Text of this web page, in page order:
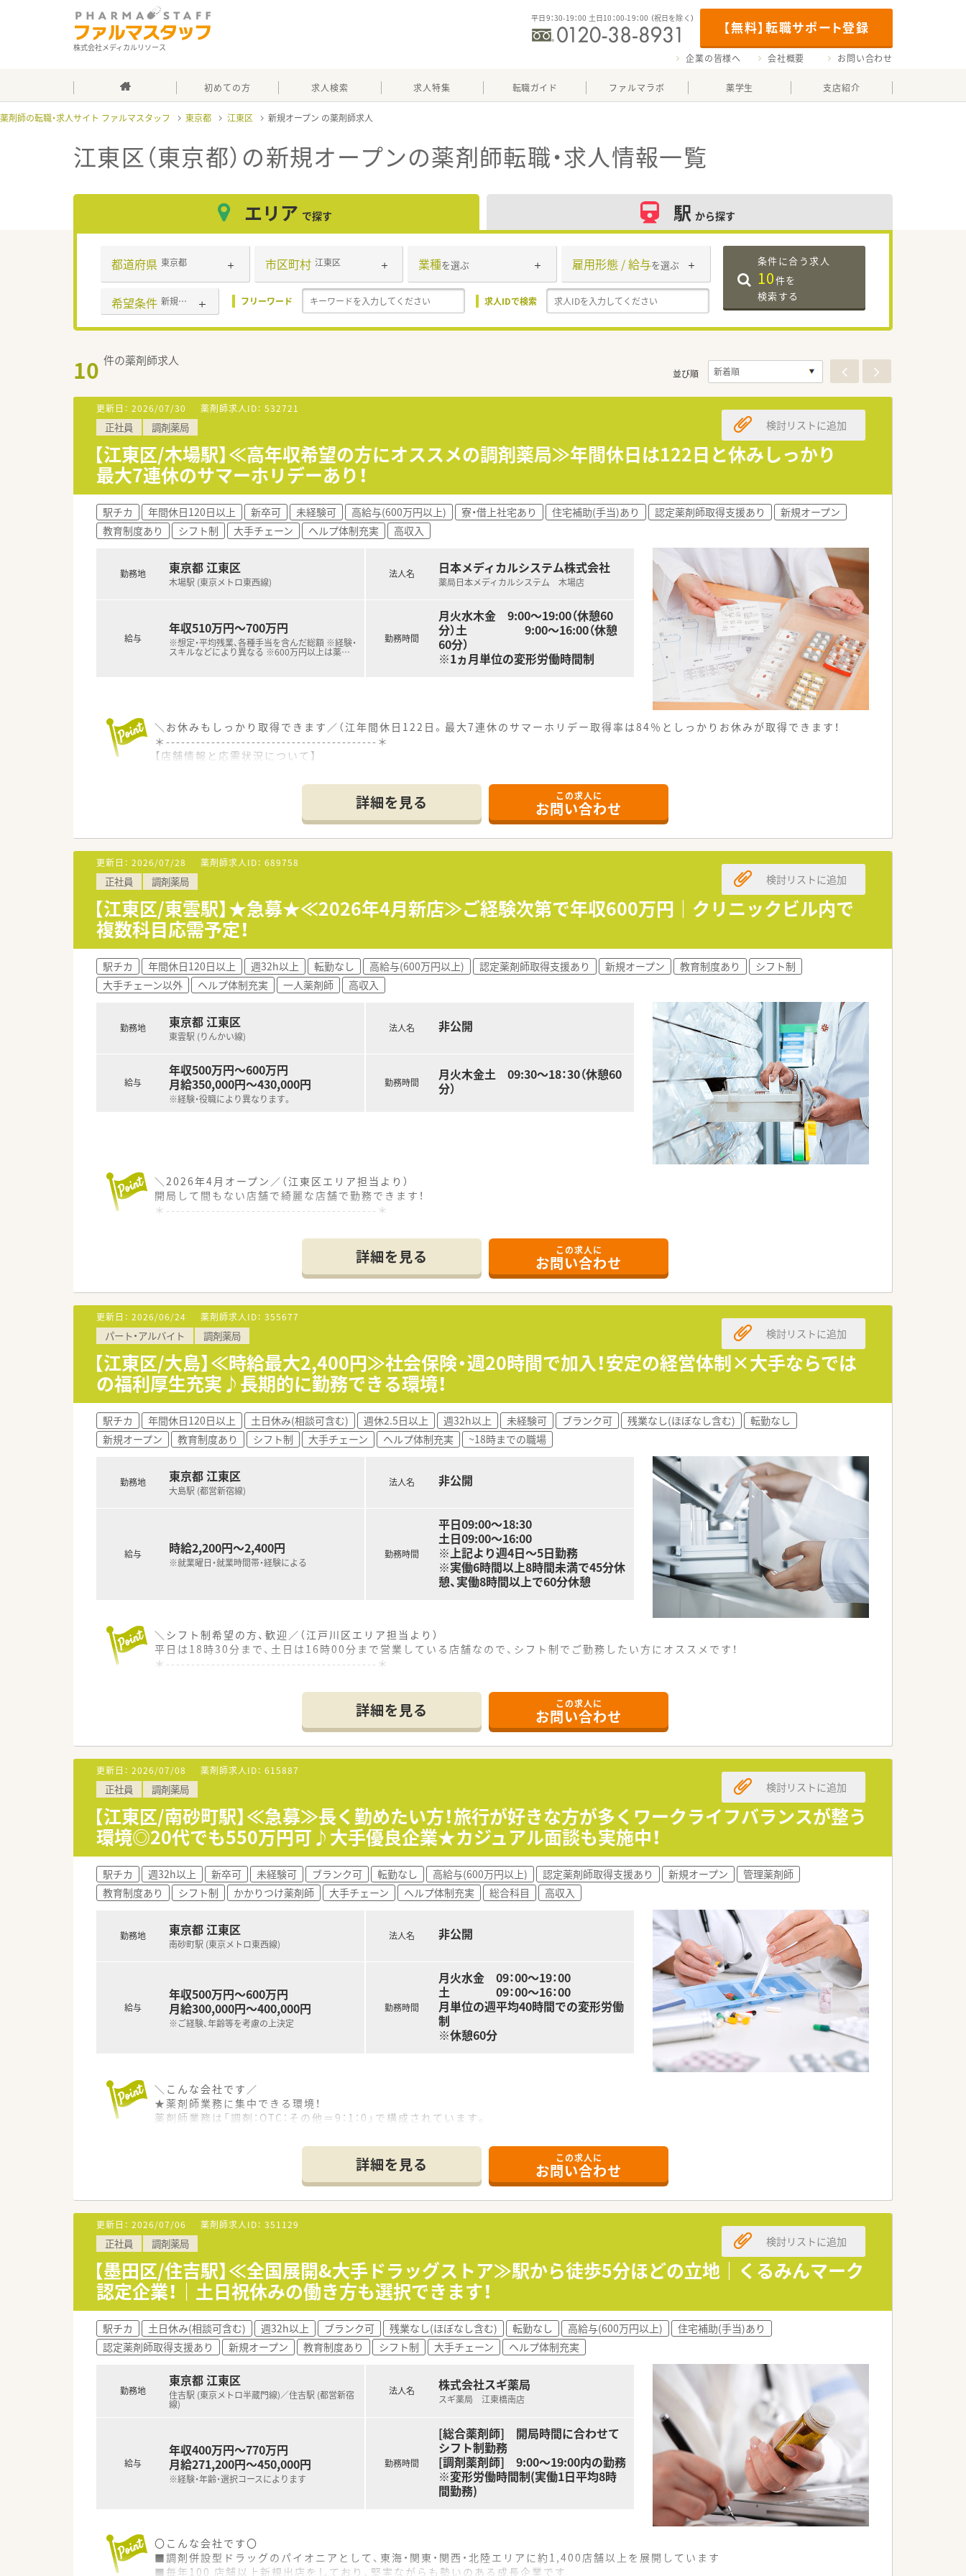
株式会社メディカルリソース
【無料】転職サポート登録
平日9：30-19：00 土日10：00-19：00 （祝日を除く）
企業の皆様へ 会社概要 お問い合わせ
初めての方 求人検索 求人特集 転職ガイド ファルマラボ 薬学生 支店紹介
薬剤師の転職・求人サイト ファルマスタッフ 東京都 江東区 新規オープン
江東区（東京都）の新規オープンの薬剤師転職・求人情報一覧
エリア で探す 駅 から探す
都道府県 東京都 市区町村 江東区 業種を選ぶ 雇用形態 / 給与を選ぶ
希望条件 新規オープン フリーワード 求人IDで検索
条件に合う求人
10件を
検索する
10 件の薬剤師求人
並び順
更新日： 2026/07/30 薬剤師求人ID： 532721
正社員 調剤薬局
【江東区/木場駅】≪高年収希望の方にオススメの調剤薬局≫年間休日は122日と休みしっかり
最大7連休のサマーホリデーあり！
検討リストに追加
駅チカ 年間休日120日以上 新卒可 未経験可 高給与(600万円以上) 寮・借上社宅あり 住宅補助(手当)あり 認定薬剤師取得支援あり
新規オープン
教育制度あり
シフト制 大手チェーン ヘルプ体制充実 高収入
勤務地 東京都 江東区
木場駅 (東京メトロ東西線)
給与
年収510万円～700万円
※想定・平均残業、各種手当を含んだ総額 ※経験・
スキルなどにより異なる ※600万円以上は薬…
法人名 日本メディカルシステム株式会社
薬局日本メディカルシステム 木場店
勤務時間
月火水木金 9:00～19:00（休憩60
分）土 9:00～16:00（休憩
60分）
※1ヵ月単位の変形労働時間制
＼お休みもしっかり取得できます／（江年間休日122日。最大7連休のサマーホリデー取得率は84％としっかりお休みが取得できます！
＊------------------------------------------＊
【店舗情報と応需状況について】
■多岐にわたる科目の処方箋を応需しています。
■居宅での在宅医療業務にも対応しており、地域に密着した医療貢献を肌で感じながらスキルを磨ける職場です。
■正社員として年収480万円から600万円まで相談可能であり、経験や役職に応じて適切な評価と給与が提示されます。
■年間休日は122日と充実しており、月8日の休みに加えて祝日や夏期・冬期休暇などプライベートを大切にできます。
■残業時間は月平均3.8時間と非常に少なく、残業代も15分単位で支給されるため、メリハリのある働き方が可能です。
【職場環境と雰囲気】
■一人一台のiPad貸与や全店監査システムの導入により、業務の効率化と残業時間の圧縮を積極的に進めています。
■薬剤師の2倍程度の店舗スタッフを配置しており、薬剤師が本来の専門業務にしっかりと集中できる環境が整っています。
■社員を大切にする風土が根付いており、経営陣の多くが薬剤師であるため現場の意見が届きやすく風通しの良い職場です。
詳細を見る この求人に
お問い合わせ
更新日： 2026/07/28 薬剤師求人ID： 689758
正社員 調剤薬局
【江東区/東雲駅】★急募★≪2026年4月新店≫ご経験次第で年収600万円｜クリニックビル内で
複数科目応需予定！
検討リストに追加
駅チカ 年間休日120日以上 週32h以上 転勤なし 高給与(600万円以上) 認定薬剤師取得支援あり 新規オープン 教育制度あり
シフト制
大手チェーン以外
ヘルプ体制充実 一人薬剤師 高収入
勤務地 東京都 江東区
東雲駅 (りんかい線)
給与
年収500万円～600万円
月給350,000円～430,000円
※経験・役職により異なります。
法人名 非公開
勤務時間
月火木金土 09:30～18：30（休憩60
分）
＼2026年4月オープン／（江東区エリア担当より）
開局して間もない店舗で綺麗な店舗で勤務できます！
＊------------------------------------------＊
■東雲駅からバスで7分の立地にあり、内科と循環器科をメインに応需している薬局です。
■1日あたり10枚前後の処方箋に加えて、特別養護老人ホームの対応も毎月発生します。
■薬剤師1名と事務員2名が在籍しており、少数精鋭で協力しながら業務を行っています。
【募集背景と求める人物像について】
■新規出店を見据えた事業拡大のための増員募集で、会社と共に成長できる方を求めています。
■1日30枚以上の処方箋対応を確実に行えるような、高い業務処理能力を持つ方を歓迎しております。
■地域密着の理念に賛同し、周囲と協調しながら円滑にコミュニケーションをとれる方です。
【法人特徴について】
■江戸川区エリアを中心に出店しており、今後も積極的な新規店舗の展開を計画しています。
■不動産会社を親会社に持ち、自社ビルでのモール展開を進めることで経営基盤は安定です。
■誘致する医師とも対等で良好な関係を築いており、疑義照会もスムーズに行える社風です。
詳細を見る この求人に
お問い合わせ
更新日： 2026/06/24 薬剤師求人ID： 355677
パート・アルバイト 調剤薬局
【江東区/大島】≪時給最大2,400円≫社会保険・週20時間で加入！安定の経営体制×大手ならでは
の福利厚生充実♪長期的に勤務できる環境！
検討リストに追加
駅チカ 年間休日120日以上 土日休み(相談可含む) 週休2.5日以上 週32h以上 未経験可 ブランク可 残業なし(ほぼなし含む)
転勤なし
新規オープン
教育制度あり シフト制 大手チェーン ヘルプ体制充実 ~18時までの職場
勤務地 東京都 江東区
大島駅 (都営新宿線)
給与 時給2,200円～2,400円
※就業曜日・就業時間帯・経験による
法人名 非公開
勤務時間
平日09:00～18:30
土日09:00～16:00
※上記より週4日～5日勤務
※実働6時間以上8時間未満で45分休
憩、実働8時間以上で60分休憩
＼シフト制希望の方、歓迎／（江戸川区エリア担当より）
平日は18時30分まで、土日は16時00分まで営業している店舗なので、シフト制でご勤務したい方にオススメです！
＊------------------------------------------＊
■都営新宿線の大島駅から徒歩3分という好立地にある店舗で小児科をメインに多科目を1日100枚～150枚応需。
■薬剤師数名と事務3名の体制で運営されており、全自動分包機や水剤の自動分注機などの設備が揃っています。
■待合室や投薬台エリアもとても広く、導線としてはゆとりのある店舗です。
【職場環境と雰囲気】
■20代から30代の若手スタッフが中心となって活躍しております。
■待合室や投薬スペースが広く設計されているため、スタッフ同士の動線にもゆとりがあり、ストレスの少ない環境で働けます。
【法人特徴について】
■東証プライム上場のグループ傘下として、全国に1000店舗以上を展開する業界トップクラスの安定した経営基盤を誇ります。
■調剤部門とOTC部門を完全に分けた採用を行っており、薬剤師が調剤業務の専門性を追求できる環境を整えています。
■自宅から1時間圏内での店舗異動を通じて、転居を伴わずに様々な科目の処方箋を学び、スキルアップを図ることが可能です。
詳細を見る この求人に
お問い合わせ
更新日： 2026/07/08 薬剤師求人ID： 615887
正社員 調剤薬局
【江東区/南砂町駅】≪急募≫長く勤めたい方！旅行が好きな方が多くワークライフバランスが整う
環境◎20代でも550万円可♪大手優良企業★カジュアル面談も実施中！
検討リストに追加
駅チカ 週32h以上 新卒可 未経験可 ブランク可 転勤なし 高給与(600万円以上) 認定薬剤師取得支援あり 新規オープン
管理薬剤師
教育制度あり
シフト制 かかりつけ薬剤師 大手チェーン ヘルプ体制充実 総合科目 高収入
勤務地 東京都 江東区
南砂町駅 (東京メトロ東西線)
給与
年収500万円～600万円
月給300,000円～400,000円
※ご経験、年齢等を考慮の上決定
法人名 非公開
勤務時間
月火水金 09：00～19：00
土 09：00～16：00
月単位の週平均40時間での変形労働
制
※休憩60分
＼こんな会社です／
★薬剤師業務に集中できる環境！
薬剤師業務は「調剤：OTC：その他＝9：1：0」で構成されています。
このように利便性の高いシステムを導入することで、時間を有効活用し対人業務を充実させることが可能です。
スーパーやスポーツクラブなどのグループ企業と共に、多業種と連携した出店をしております。
「調剤の待ち時間に買物を…」「いつも利用するスーパーでお薬を受け取れると便利…」といった利便性・集客力があり、
不特定多数の医療機関から発行された面分業の処方せんが集まります。
取り扱う薬剤の種類が多く、疾患内容も多岐にわたっており、幅広い勉強ができるのも特徴です。
★薬剤師スキルの向上が可能！
医師の開業支援も行っており、開院時からマンツーマン体制を整えている調剤薬局が多くあります。
そのため、しっかりと薬剤師スキルを豊富な処方箋枚数から向上させることが可能です。
また、患者様へのフォローアップやトレーシングレポートの作成などを通して、地域の患者様の健康に寄り添っています。
★挑戦する人にはチャンス（多彩なキャリアパス）があります！
20歳代・30歳代の若い薬剤師が薬局や本部スタッフとして活躍し会社を引っ張っています。
毎年、自分のキャリアイメージ申告、ライフスタイル申告など、自分の理想を提出できます。
年間２回の面談では、上長と自身のビジョンや悩みなど話すスタッフが多く、1人1人の考えを重視しています。
日祝と特別休暇をつなげ連休を取る社員も多く、
毎年付与されるワークライフバランス（WLB）休暇9日間を組み合わせて海外旅行や帰省などに利用しています。
希望する特別休暇取得率が100％となっておりますので、ご安心ください。
ワークライフバランスを重視される方には魅力的な制度となっています。
詳細を見る この求人に
お問い合わせ
更新日： 2026/07/06 薬剤師求人ID： 351129
正社員 調剤薬局
【墨田区/住吉駅】≪全国展開&大手ドラッグストア≫駅から徒歩5分ほどの立地｜くるみんマーク
認定企業！｜土日祝休みの働き方も選択できます！
検討リストに追加
駅チカ 土日休み(相談可含む) 週32h以上 ブランク可 残業なし(ほぼなし含む) 転勤なし 高給与(600万円以上)
住宅補助(手当)あり
認定薬剤師取得支援あり
新規オープン 教育制度あり シフト制 大手チェーン ヘルプ体制充実
勤務地
東京都 江東区
住吉駅 (東京メトロ半蔵門線)／住吉駅 (都営新宿
線)
給与
年収400万円～770万円
月給271,200円～450,000円
※経験・年齢・選択コースによります
法人名 株式会社スギ薬局
スギ薬局 江東橋南店
勤務時間
[総合薬剤師] 開局時間に合わせて
シフト制勤務
[調剤薬剤師] 9:00～19:00内の勤務
※変形労働時間制(実働1日平均8時
間勤務)
〇こんな会社です〇
■調剤併設型ドラッグのパイオニアとして、東海・関東・関西・北陸エリアに約1,400店舗以上を展開しています
■毎年100 店舗以上新規出店をしており、堅実ながらも勢いのある成長企業です